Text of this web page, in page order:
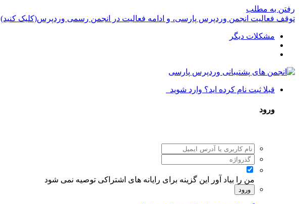
رفتن به مطلب
توقف فعالیت انجمن وردپرس پارسی، و ادامه فعالیت در انجمن رسمی وردپرس(کلیک کنید)
مشکلات دیگر
قبلا ثبت نام کرده اید؟ وارد شوید
ورود
من را بیاد آور این گزینه برای رایانه های اشتراکی توصیه نمی شود
ورود